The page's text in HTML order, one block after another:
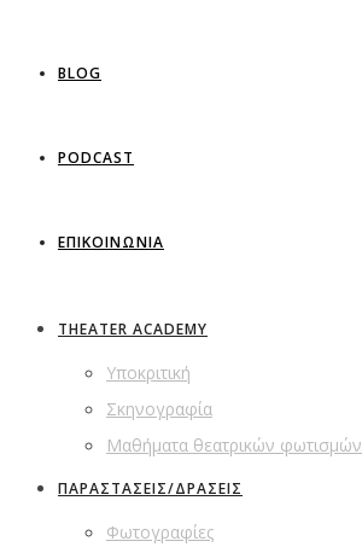
BLOG
PODCAST
ΕΠΙΚΟΙΝΩΝΙΑ
THEATER ACADEMY
Υποκριτική
Σκηνογραφία
Μαθήματα θεατρικών φωτισμών
ΠΑΡΑΣΤΑΣΕΙΣ/ΔΡΑΣΕΙΣ
Φωτογραφίες